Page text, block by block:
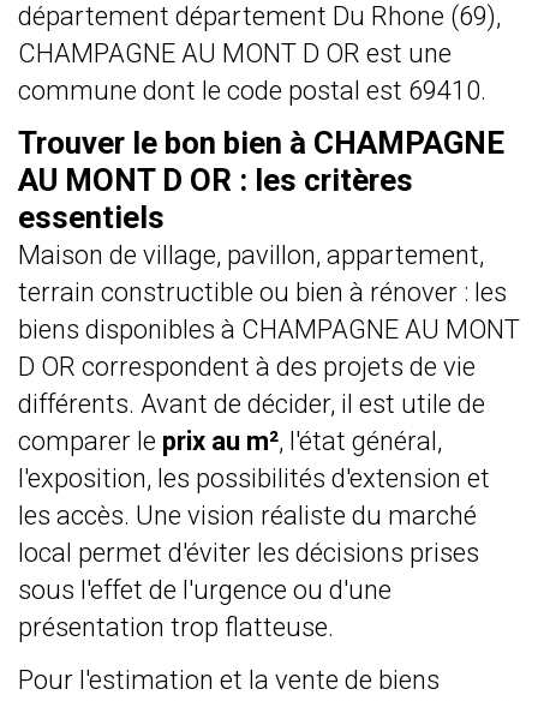
département département Du Rhone (69),
CHAMPAGNE AU MONT D OR est une
commune dont le code postal est 69410.
Trouver le bon bien à CHAMPAGNE
AU MONT D OR : les critères
essentiels
Maison de village, pavillon, appartement,
terrain constructible ou bien à rénover : les
biens disponibles à CHAMPAGNE AU MONT
D OR correspondent à des projets de vie
différents. Avant de décider, il est utile de
comparer le prix au m², l'état général,
l'exposition, les possibilités d'extension et
les accès. Une vision réaliste du marché
local permet d'éviter les décisions prises
sous l'effet de l'urgence ou d'une
présentation trop flatteuse.
Pour l'estimation et la vente de biens